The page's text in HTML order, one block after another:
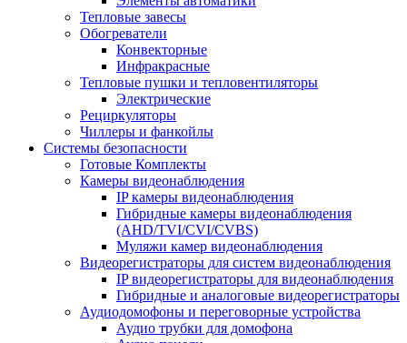
Тепловые завесы
Обогреватели
Конвекторные
Инфракрасные
Тепловые пушки и тепловентиляторы
Электрические
Рециркуляторы
Чиллеры и фанкойлы
Системы безопасности
Готовые Комплекты
Камеры видеонаблюдения
IP камеры видеонаблюдения
Гибридные камеры видеонаблюдения
(AHD/TVI/CVI/CVBS)
Муляжи камер видеонаблюдения
Видеорегистраторы для систем видеонаблюдения
IP видеорегистраторы для видеонаблюдения
Гибридные и аналоговые видеорегистраторы
Аудиодомофоны и переговорные устройства
Аудио трубки для домофона